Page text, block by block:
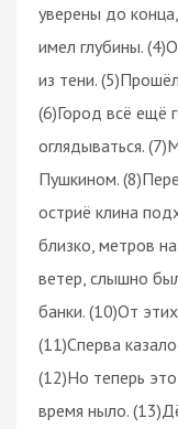
уверены до
имел глубины.
из тени.
(6)Город всё ещё
оглядываться.
Пушкином.
остриё клина
близко, метров
ветер, слышно
банки. (10)От
(11)Сперва
(12)Но теперь
время ныло.